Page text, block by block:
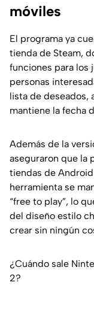
móviles
El programa ya
tienda de Steam,
funciones para los
personas
lista de deseados,
mantiene la fecha
Además de la
aseguraron que la
tiendas de
herramienta se
“free to play”, lo
del diseño estilo
crear sin ningún
¿Cuándo sale
2?